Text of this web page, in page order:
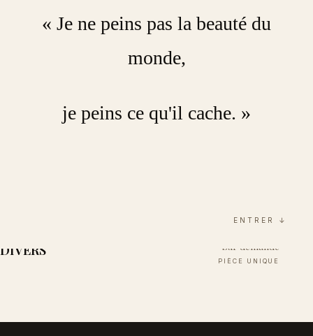
« Je ne peins pas la beauté du
monde,
je peins ce qu'il cache. »
ENTRER ↓
BLACDAN
DIVERS Sur demande
PIÈCE UNIQUE